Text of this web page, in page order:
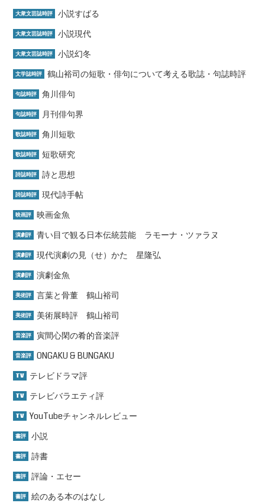
大衆文芸誌時評 小説すばる
大衆文芸誌時評 小説現代
大衆文芸誌時評 小説幻冬
文学誌時評 鶴山裕司の短歌・俳句について考える歌誌・句誌時評
句誌時評 角川俳句
句誌時評 月刊俳句界
歌誌時評 角川短歌
歌誌時評 短歌研究
詩誌時評 詩と思想
詩誌時評 現代詩手帖
映画評 映画金魚
演劇評 青い目で観る日本伝統芸能 ラモーナ・ツァラヌ
演劇評 現代演劇の見（せ）かた 星隆弘
演劇評 演劇金魚
美術評 言葉と骨董 鶴山裕司
美術評 美術展時評 鶴山裕司
音楽評 寅間心閑の肴的音楽評
音楽評 ONGAKU & BUNGAKU
TV テレビドラマ評
TV テレビバラエティ評
TV YouTubeチャンネルレビュー
書評 小説
書評 詩書
書評 評論・エセー
書評 絵のある本のはなし